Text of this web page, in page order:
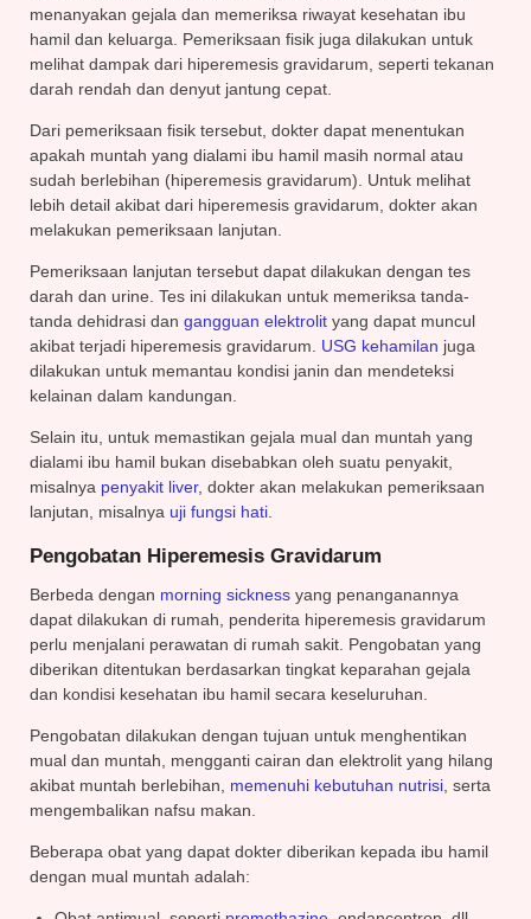
menanyakan gejala dan memeriksa riwayat kesehatan ibu
hamil dan keluarga. Pemeriksaan fisik juga dilakukan untuk
melihat dampak dari hiperemesis gravidarum, seperti tekanan
darah rendah dan denyut jantung cepat.
Dari pemeriksaan fisik tersebut, dokter dapat menentukan
apakah muntah yang dialami ibu hamil masih normal atau
sudah berlebihan (hiperemesis gravidarum). Untuk melihat
lebih detail akibat dari hiperemesis gravidarum, dokter akan
melakukan pemeriksaan lanjutan.
Pemeriksaan lanjutan tersebut dapat dilakukan dengan tes
darah dan urine. Tes ini dilakukan untuk memeriksa tanda-
tanda dehidrasi dan gangguan elektrolit yang dapat muncul
akibat terjadi hiperemesis gravidarum. USG kehamilan juga
dilakukan untuk memantau kondisi janin dan mendeteksi
kelainan dalam kandungan.
Selain itu, untuk memastikan gejala mual dan muntah yang
dialami ibu hamil bukan disebabkan oleh suatu penyakit,
misalnya penyakit liver, dokter akan melakukan pemeriksaan
lanjutan, misalnya uji fungsi hati
Pengobatan Hiperemesis Gravidarum
Berbeda dengan morning sickness yang penanganannya
dapat dilakukan di rumah, penderita hiperemesis gravidarum
perlu menjalani perawatan di rumah sakit. Pengobatan yang
diberikan ditentukan berdasarkan tingkat keparahan gejala
dan kondisi kesehatan ibu hamil secara keseluruhan.
Pengobatan dilakukan dengan tujuan untuk menghentikan
mual dan muntah, mengganti cairan dan elektrolit yang hilang
akibat muntah berlebihan, memenuhi kebutuhan nutrisi , serta
mengembalikan nafsu makan.
Beberapa obat yang dapat dokter diberikan kepada ibu hamil
dengan mual muntah adalah: